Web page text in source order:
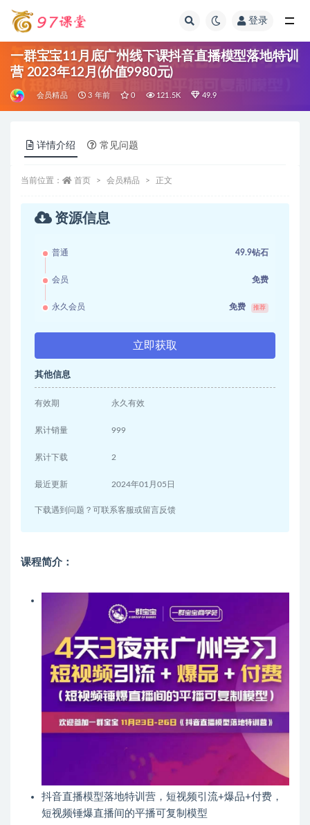
登录
一群宝宝11月底广州线下课抖音直播模型落地特训
营 2023年12月(价值9980元)
会员精品 3 年前 0 121.5K 49.9
详情介绍 常见问题
当前位置： 首页 会员精品 正文
资源信息
普通 49.9钻石
会员 免费
永久会员 免费 推荐
立即获取
其他信息
有效期 永久有效
累计销量 999
累计下载 2
最近更新 2024年01月05日
下载遇到问题？可联系客服或留言反馈
课程简介：
抖音直播模型落地特训营，短视频引流+爆品+付费，
短视频锤爆直播间的平播可复制模型